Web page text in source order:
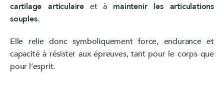
cartilage articulaireet à maintenir les articulations
souples.
Elle relie donc symboliquement force, endurance et
capacité à résister aux épreuves, tant pour le corps que
pour l’esprit.